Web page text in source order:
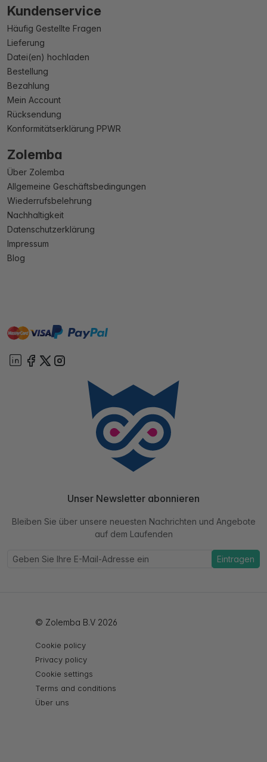
Kundenservice
Häufig Gestellte Fragen
Lieferung
Datei(en) hochladen
Bestellung
Bezahlung
Mein Account
Rücksendung
Konformitätserklärung PPWR
Zolemba
Über Zolemba
Allgemeine Geschäftsbedingungen
Wiederrufsbelehrung
Nachhaltigkeit
Datenschutzerklärung
Impressum
Blog
mastervisa paypal
Unser Newsletter abonnieren
Bleiben Sie über unsere neuesten Nachrichten und Angebote
auf dem Laufenden
Eintragen
© Zolemba B.V 2026
Cookie policy
Privacy policy
Cookie settings
Terms and conditions
Über uns